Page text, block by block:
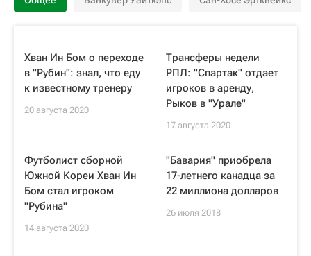
Хван Ин Бом о переходе
в "Рубин": знал, что еду
к известному тренеру
20 августа 2020
Трансферы недели
РПЛ: "Спартак" отдает
игроков в аренду,
Рыков в "Урале"
17 августа 2020
Футболист сборной
Южной Кореи Хван Ин
Бом стал игроком
"Рубина"
14 августа 2020
"Бавария" приобрела
17-летнего канадца за
22 миллиона долларов
26 июля 2018